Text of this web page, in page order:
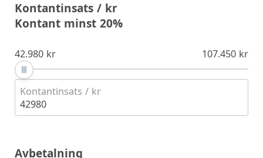
Kontantinsats / kr
Kontant minst 20%
42.980 kr 107.450 kr
Kontantinsats / kr
42980
Avbetalning